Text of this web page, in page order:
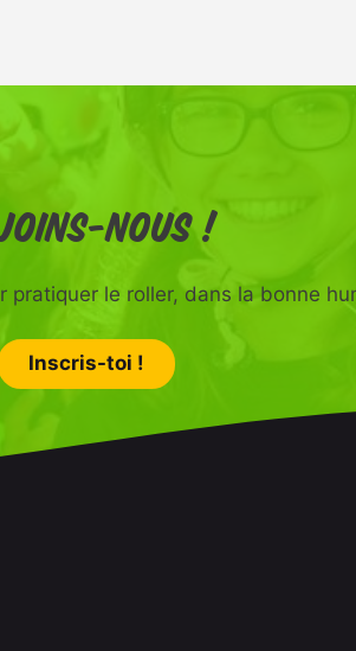
nous !
pratiquer le roller, dans la bonne
Inscris-toi !